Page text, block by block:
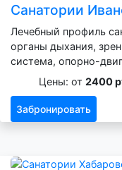
Санатории
Лечебный профиль
органы дыхания,
система, опорно-
Цены: от 2400
Забронировать